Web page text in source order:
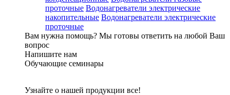
проточные Водонагреватели электрические
накопительные Водонагреватели электрические
проточные
Вам нужна помощь? Мы готовы ответить на любой Ваш
вопрос
Напишите нам
Обучающие семинары
Узнайте о нашей продукции все!